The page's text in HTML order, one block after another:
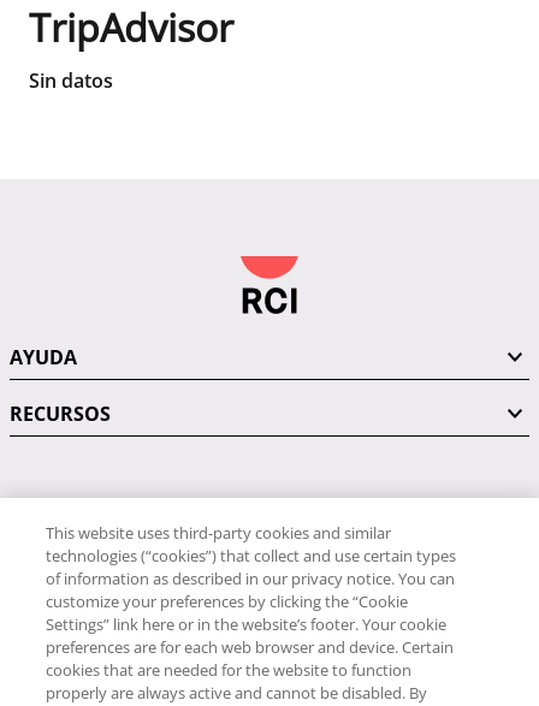
TripAdvisor
Sin datos
AYUDA
RECURSOS
PÓNGASE EN CONTACTO CON NOSOTROS
RCI
34 91 406 9058
This website uses third-party cookies and similar
technologies (“cookies”) that collect and use certain types
of information as described in our privacy notice. You can
customize your preferences by clicking the “Cookie
Settings” link here or in the website’s footer. Your cookie
preferences are for each web browser and device. Certain
cookies that are needed for the website to function
properly are always active and cannot be disabled. By